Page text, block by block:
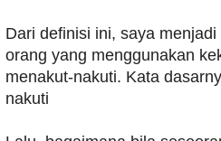
Dari definisi ini, saya
orang yang menggunakan
menakut-nakuti. Kata
nakuti